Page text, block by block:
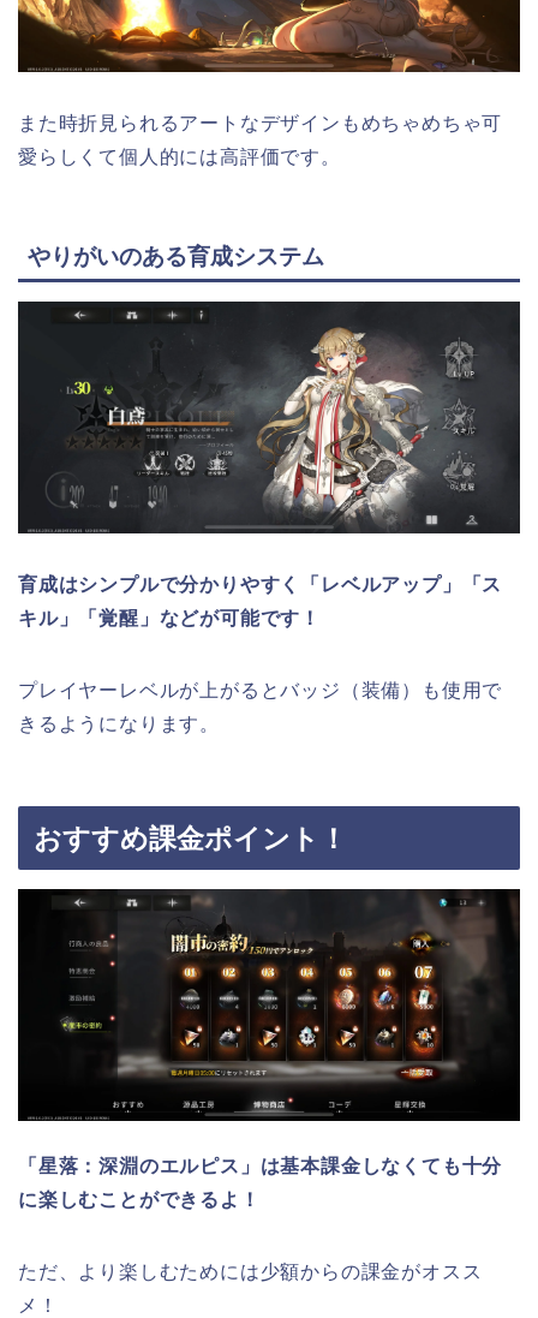
また時折見られるアートなデザインもめちゃめちゃ可
愛らしくて個人的には高評価です。
やりがいのある育成システム
育成はシンプルで分かりやすく「レベルアップ」「ス
キル」「覚醒」などが可能です！
プレイヤーレベルが上がるとバッジ（装備）も使用で
きるようになります。
おすすめ課金ポイント！
「星落：深淵のエルピス」は基本課金しなくても十分
に楽しむことができるよ！
ただ、より楽しむためには少額からの課金がオスス
メ！